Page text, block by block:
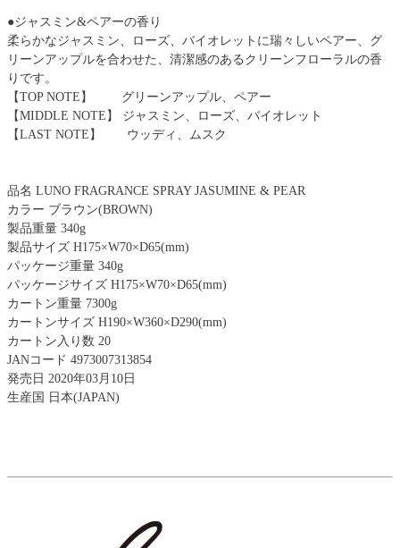
●ジャスミン&ペアーの香り
柔らかなジャスミン、ローズ、バイオレットに瑞々しいペアー、グ
リーンアップルを合わせた、清潔感のあるクリーンフローラルの香
りです。
【TOP NOTE】 グリーンアップル、ペアー
【MIDDLE NOTE】 ジャスミン、ローズ、バイオレット
【LAST NOTE】 ウッディ、ムスク
品名 LUNO FRAGRANCE SPRAY JASUMINE & PEAR
カラー ブラウン(BROWN)
製品重量 340g
製品サイズ H175×W70×D65(mm)
パッケージ重量 340g
パッケージサイズ H175×W70×D65(mm)
カートン重量 7300g
カートンサイズ H190×W360×D290(mm)
カートン入り数 20
JANコード 4973007313854
発売日 2020年03月10日
生産国 日本(JAPAN)